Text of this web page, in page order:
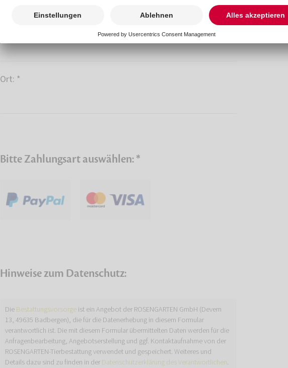
Ort: *
Bitte Zahlungsart auswählen: *
Hinweise zum Datenschutz:
DieBestattungsvorsorgeist ein Angebot der ROSENGARTEN GmbH (Devern
13, 49635 Badbergen), die für die Datenerhebung in diesem Formular
verantwortlich ist. Die mit diesem Formular übermittelten Daten werden für die
Anfragenbearbeitung, Angebotserstellung und ggf. Kontaktaufnahme von der
ROSENGARTEN-Tierbestattung verwendet und gespeichert. Weiteres und
Details dazu sind zu finden in derDatenschutzerklärung des Verantwortlichen.